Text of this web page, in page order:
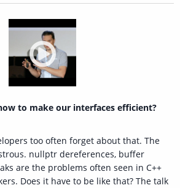
to make our interfaces efficient?
too often forget about that. The
nullptr dereferences, buffer
are the problems often seen in C++
Does it have to be like that? The talk